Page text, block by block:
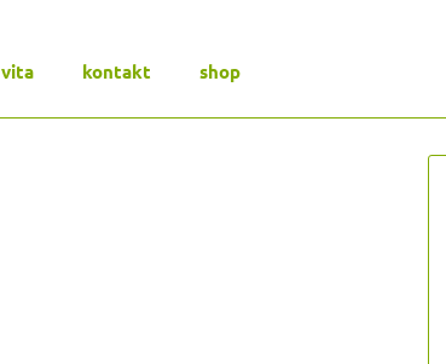
vita kontakt shop